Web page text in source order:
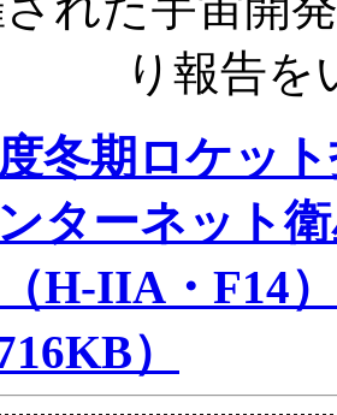
り報告を
冬期ロケッ
ターネット
H-IIA・F14）
）